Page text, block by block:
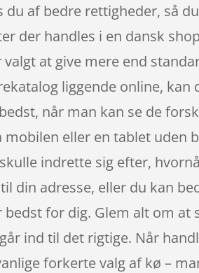
af bedre rettigheder, så
der handles i en dansk
at give mere end
liggende online, kan
når man kan se de
eller en tablet uden
indrette sig efter,
din adresse, eller du kan
for dig. Glem alt om at
ind til det rigtige. Når
forkerte valg af kø –